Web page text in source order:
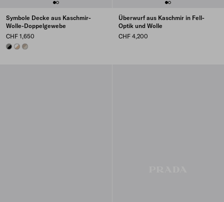
Symbole Decke aus Kaschmir-
Wolle-Doppelgewebe
CHF 1,650
BLACK/SLATE GRAY
SAND/WHITE
PUMICE/CLAY GRAY
Überwurf aus Kaschmir in Fell-
Optik und Wolle
CHF 4,200